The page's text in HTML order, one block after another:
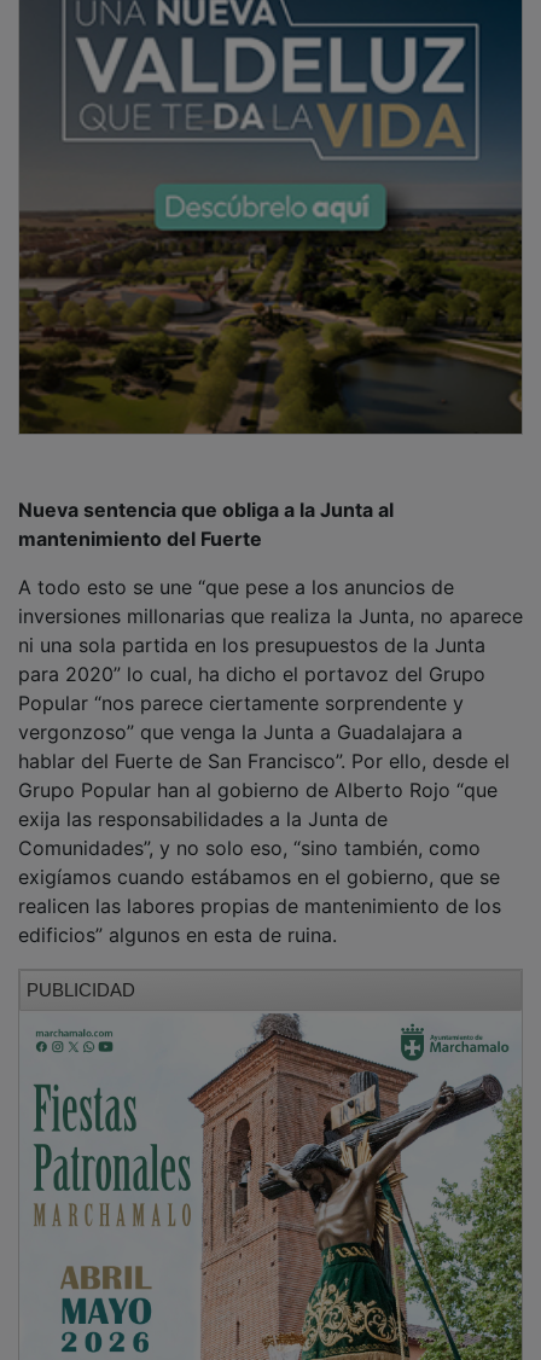
mantenimiento del Fuerte
inversiones millonarias que realiza la Junta, no aparece
ni una sola partida en los presupuestos de la Junta
para 2020” lo cual, ha dicho el portavoz del Grupo
Popular “nos parece ciertamente sorprendente y
vergonzoso” que venga la Junta a Guadalajara a
hablar del Fuerte de San Francisco”. Por ello, desde el
Grupo Popular han al gobierno de Alberto Rojo “que
exija las responsabilidades a la Junta de
Comunidades”, y no solo eso, “sino también, como
exigíamos cuando estábamos en el gobierno, que se
realicen las labores propias de mantenimiento de los
edificios” algunos en esta de ruina.